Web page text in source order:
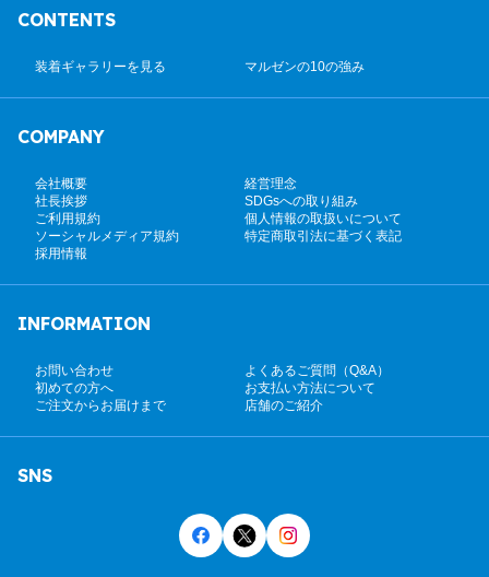
CONTENTS
装着ギャラリーを見る マルゼンの10の強み
COMPANY
会社概要
経営理念
社長挨拶
SDGsへの取り組み
ご利用規約
個人情報の取扱いについて
ソーシャルメディア規約
特定商取引法に基づく表記
採用情報
INFORMATION
お問い合わせ
よくあるご質問（Q&A）
初めての方へ
お支払い方法について
ご注文からお届けまで
店舗のご紹介
SNS